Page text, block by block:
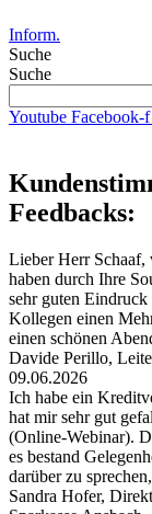
Inform.
Suche
Suche
Youtube Facebook-f
Feedbacks:
Lieber Herr Schaaf,
haben durch Ihre
sehr guten Eindruck
Kollegen einen
einen schönen
Davide Perillo,
09.06.2026
Ich habe ein
hat mir sehr gut
(Online-Webinar).
es bestand
darüber zu
Sandra Hofer,